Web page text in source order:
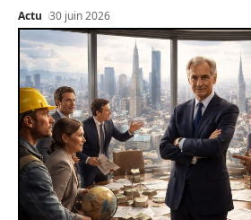
Actu 30 juin 2026